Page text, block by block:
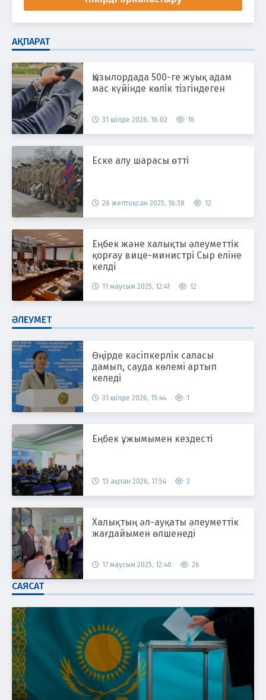
АҚПАРАТ
Қызылордада 500-ге жуық адам
мас күйінде көлік тізгіндеген
31 шілде 2026, 16:02 16
Еске алу шарасы өтті
26 желтоқсан 2025, 16:38 12
Еңбек және халықты әлеуметтік
қорғау вице-министрі Сыр еліне
келді
11 маусым 2025, 12:41 12
ӘЛЕУМЕТ
Өңірде кәсіпкерлік саласы
дамып, сауда көлемі артып
келеді
31 шілде 2026, 15:44 1
Еңбек ұжымымен кездесті
13 ақпан 2026, 17:54 3
Халықтың әл-ауқаты әлеуметтік
жағдайымен өлшенеді
17 маусым 2025, 12:40 26
САЯСАТ